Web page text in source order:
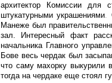
архитектор Комиссии для
штукатурными украшениями.
Манеже был
зал. Интересный факт
начальника Главного
Бове весь чердак был
что саму махорку выкурили
тогда на чердаке еще стоял